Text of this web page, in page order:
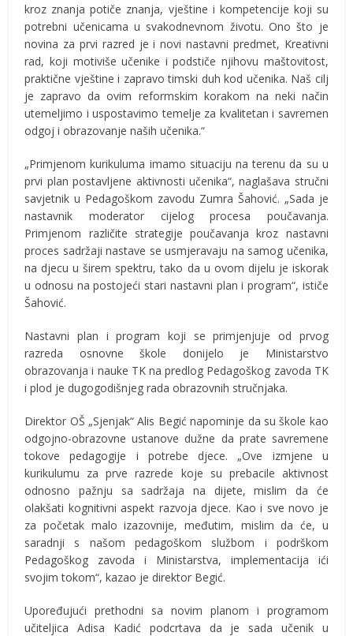
kroz znanja potiče znanja, vještine i kompetencije koji su
potrebni učenicama u svakodnevnom životu. Ono što je
novina za prvi razred je i novi nastavni predmet, Kreativni
rad, koji motiviše učenike i podstiče njihovu maštovitost,
praktične vještine i zapravo timski duh kod učenika. Naš cilj
je zapravo da ovim reformskim korakom na neki način
utemeljimo i uspostavimo temelje za kvalitetan i savremen
odgoj i obrazovanje naših učenika.“
„Primjenom kurikuluma imamo situaciju na terenu da su u
prvi plan postavljene aktivnosti učenika“, naglašava stručni
savjetnik u Pedagoškom zavodu Zumra Šahović. „Sada je
nastavnik moderator cijelog procesa poučavanja.
Primjenom različite strategije poučavanja kroz nastavni
proces sadržaji nastave se usmjeravaju na samog učenika,
na djecu u širem spektru, tako da u ovom dijelu je iskorak
u odnosu na postojeći stari nastavni plan i program“, ističe
Šahović.
Nastavni plan i program koji se primjenjuje od prvog
razreda osnovne škole donijelo je Ministarstvo
obrazovanja i nauke TK na predlog Pedagoškog zavoda TK
i plod je dugogodišnjeg rada obrazovnih stručnjaka.
Direktor OŠ „Sjenjak“ Alis Begić napominje da su škole kao
odgojno-obrazovne ustanove dužne da prate savremene
tokove pedagogije i potrebe djece. „Ove izmjene u
kurikulumu za prve razrede koje su prebacile aktivnost
odnosno pažnju sa sadržaja na dijete, mislim da će
olakšati kognitivni aspekt razvoja djece. Kao i sve novo je
za početak malo izazovnije, međutim, mislim da će, u
saradnji s našom pedagoškom službom i podrškom
Pedagoškog zavoda i Ministarstva, implementacija ići
svojim tokom“, kazao je direktor Begić.
Upoređujući prethodni sa novim planom i programom
učiteljica Adisa Kadić podcrtava da je sada učenik u